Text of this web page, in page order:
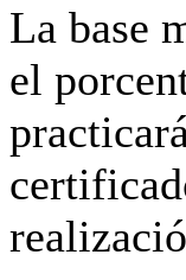
La base
el